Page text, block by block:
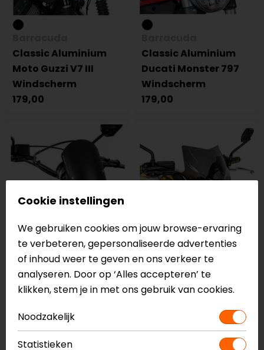
Classic Aluminium
Moto Guzzi V7 III
Windscherm
179,00
Classic Aluminium
Ducati Monster 797
Windscherm
179,00
Barracuda
Classic Aluminium
Ducati Scrambler
Windscherm
179,00
Barracuda
Honda CB 650F (2015
- 2016) Aerosport
Cookie instellingen
We gebruiken cookies om jouw browse-ervaring
te verbeteren, gepersonaliseerde advertenties
of inhoud weer te geven en ons verkeer te
analyseren. Door op ‘Alles accepteren’ te
klikken, stem je in met ons gebruik van cookies.
Noodzakelijk
Statistieken